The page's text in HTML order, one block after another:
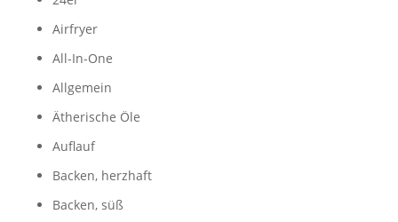
Airfryer
All-In-One
Allgemein
Ätherische Öle
Auflauf
Backen, herzhaft
Backen, süß